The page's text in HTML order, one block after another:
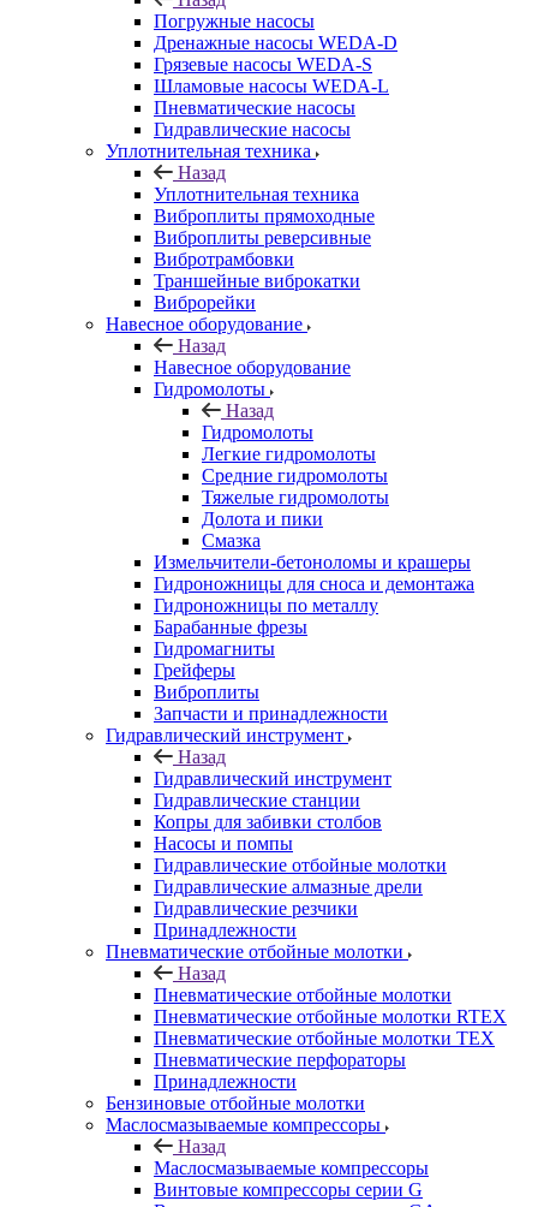
Погружные насосы
Дренажные насосы WEDA-D
Грязевые насосы WEDA-S
Шламовые насосы WEDA-L
Пневматические насосы
Гидравлические насосы
Уплотнительная техника
Назад
Уплотнительная техника
Виброплиты прямоходные
Виброплиты реверсивные
Вибротрамбовки
Траншейные виброкатки
Виброрейки
Навесное оборудование
Назад
Навесное оборудование
Гидромолоты
Назад
Гидромолоты
Легкие гидромолоты
Средние гидромолоты
Тяжелые гидромолоты
Долота и пики
Смазка
Измельчители-бетоноломы и крашеры
Гидроножницы для сноса и демонтажа
Гидроножницы по металлу
Барабанные фрезы
Гидромагниты
Грейферы
Виброплиты
Запчасти и принадлежности
Гидравлический инструмент
Назад
Гидравлический инструмент
Гидравлические станции
Копры для забивки столбов
Насосы и помпы
Гидравлические отбойные молотки
Гидравлические алмазные дрели
Гидравлические резчики
Принадлежности
Пневматические отбойные молотки
Назад
Пневматические отбойные молотки
Пневматические отбойные молотки RTEX
Пневматические отбойные молотки TEX
Пневматические перфораторы
Принадлежности
Бензиновые отбойные молотки
Маслосмазываемые компрессоры
Назад
Маслосмазываемые компрессоры
Винтовые компрессоры серии G